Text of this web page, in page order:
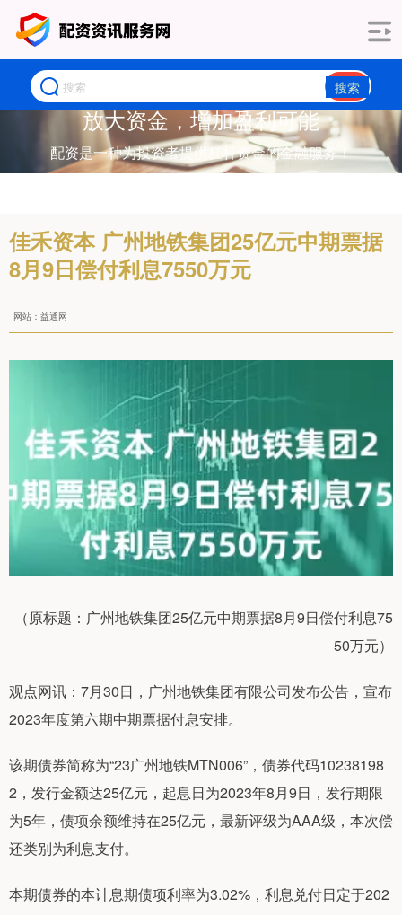
搜索
放大资金，增加盈利可能
配资是一种为投资者提供杠杆资金的金融服务！
佳禾资本 广州地铁集团25亿元中期票据
8月9日偿付利息7550万元
网站：益通网
（原标题：广州地铁集团25亿元中期票据8月9日偿付利息75
50万元）
观点网讯：7月30日，广州地铁集团有限公司发布公告，宣布
2023年度第六期中期票据付息安排。
该期债券简称为“23广州地铁MTN006”，债券代码10238198
2，发行金额达25亿元，起息日为2023年8月9日，发行期限
为5年，债项余额维持在25亿元，最新评级为AAA级，本次偿
还类别为利息支付。
本期债券的本计息期债项利率为3.02%，利息兑付日定于202